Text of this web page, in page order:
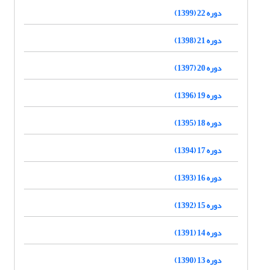
دوره 22 (1399)
دوره 21 (1398)
دوره 20 (1397)
دوره 19 (1396)
دوره 18 (1395)
دوره 17 (1394)
دوره 16 (1393)
دوره 15 (1392)
دوره 14 (1391)
دوره 13 (1390)